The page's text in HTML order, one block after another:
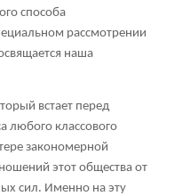
способа
рассмотрении
наша
встает перед
любого классового
закономерной
этот общества от
сил. Именно на эту